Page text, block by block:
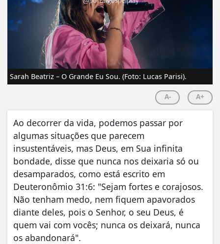
Sarah Beatriz – O Grande Eu Sou. (Foto: Lucas Parisi).
A- A+
Ao decorrer da vida, podemos passar por
algumas situações que parecem
insustentáveis, mas Deus, em Sua infinita
bondade, disse que nunca nos deixaria só ou
desamparados, como está escrito em
Deuteronômio 31:6: "Sejam fortes e corajosos.
Não tenham medo, nem fiquem apavorados
diante deles, pois o Senhor, o seu Deus, é
quem vai com vocês; nunca os deixará, nunca
os abandonará".